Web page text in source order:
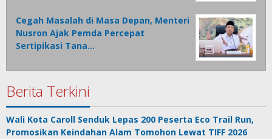
Cegah Masalah di Masa Depan, Menteri
Nusron Ajak Pemda Percepat
Sertipikasi Tana…
Berita Terkini
Wali Kota Caroll Senduk Lepas 200 Peserta Eco Trail Run,
Promosikan Keindahan Alam Tomohon Lewat TIFF 2026